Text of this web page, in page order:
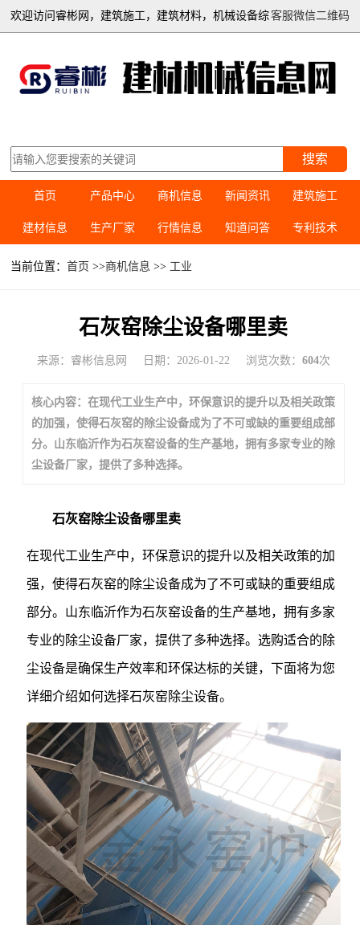
客服微信二维码
欢迎访问睿彬网，建筑施工，建筑材料，机械设备综
搜索
首页 产品中心 商机信息 新闻资讯 建筑施工
建材信息 生产厂家 行情信息 知道问答 专利技术
当前位置：首页 >>商机信息 >> 工业
石灰窑除尘设备哪里卖
来源：睿彬信息网 日期：2026-01-22 浏览次数： 604次
核心内容：在现代工业生产中，环保意识的提升以及相关政策
的加强，使得石灰窑的除尘设备成为了不可或缺的重要组成部
分。山东临沂作为石灰窑设备的生产基地，拥有多家专业的除
尘设备厂家，提供了多种选择。
石灰窑除尘设备哪里卖
在现代工业生产中，环保意识的提升以及相关政策的加
强，使得石灰窑的除尘设备成为了不可或缺的重要组成
部分。山东临沂作为石灰窑设备的生产基地，拥有多家
专业的除尘设备厂家，提供了多种选择。选购适合的除
尘设备是确保生产效率和环保达标的关键，下面将为您
详细介绍如何选择石灰窑除尘设备。